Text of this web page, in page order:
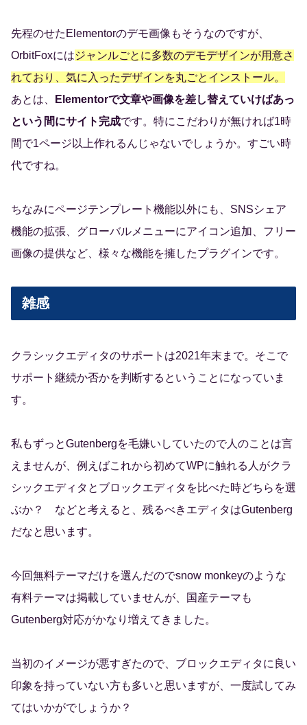
先程のせたElementorのデモ画像もそうなのですが、
OrbitFoxにはジャンルごとに多数のデモデザインが用意さ
れており、気に入ったデザインを丸ごとインストール。
あとは、
Elementorで文章や画像を差し替えていけばあっ
という間にサイト完成です。特にこだわりが無ければ1時
間で1ページ以上作れるんじゃないでしょうか。すごい時
代ですね。
ちなみにページテンプレート機能以外にも、SNSシェア
機能の拡張、グローバルメニューにアイコン追加、フリー
画像の提供など、様々な機能を擁したプラグインです。
雑感
クラシックエディタのサポートは2021年末まで。そこで
サポート継続か否かを判断するということになっていま
す。
私もずっとGutenbergを毛嫌いしていたので人のことは言
えませんが、例えばこれから初めてWPに触れる人がクラ
シックエディタとブロックエディタを比べた時どちらを選
ぶか？ などと考えると、残るべきエディタはGutenberg
だなと思います。
今回無料テーマだけを選んだのでsnow monkeyのような
有料テーマは掲載していませんが、国産テーマも
Gutenberg対応がかなり増えてきました。
当初のイメージが悪すぎたので、ブロックエディタに良い
印象を持っていない方も多いと思いますが、一度試してみ
てはいかがでしょうか？